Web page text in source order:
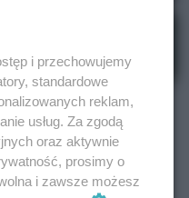
i przechowujemy
standardowe
reklam,
usług. Za zgodą
oraz aktywnie
prosimy o
i zawsze możesz